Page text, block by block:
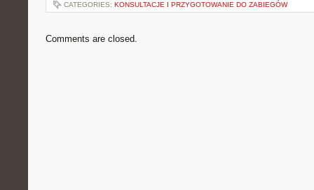
CATEGORIES: KONSULTACJE I PRZYGOTOWANIE DO ZABIEGÓW
Comments are closed.